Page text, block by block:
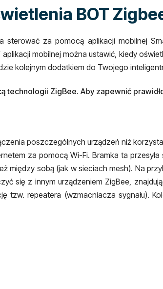
BOT Zigbee
sterować za pomocą aplikacji mobilnej
mobilnej można ustawić, kiedy
kolejnym dodatkiem do Twojego
technologii ZigBee. Aby zapewnić
poszczególnych urządzeń niż
za pomocą Wi-Fi. Bramka ta
między sobą (jak w sieciach mesh). Na
się z innym urządzeniem ZigBee,
tzw. repeatera (wzmacniacza sygnału).